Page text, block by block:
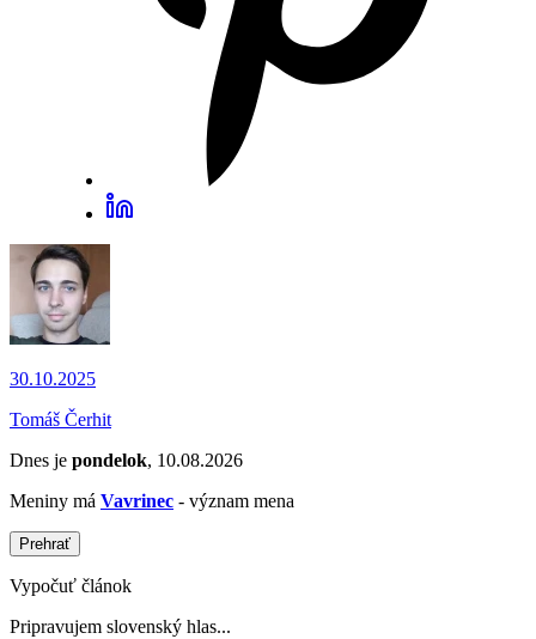
30.10.2025
Tomáš Čerhit
Dnes je pondelok, 10.08.2026
Meniny má Vavrinec - význam mena
Prehrať
Vypočuť článok
Pripravujem slovenský hlas...